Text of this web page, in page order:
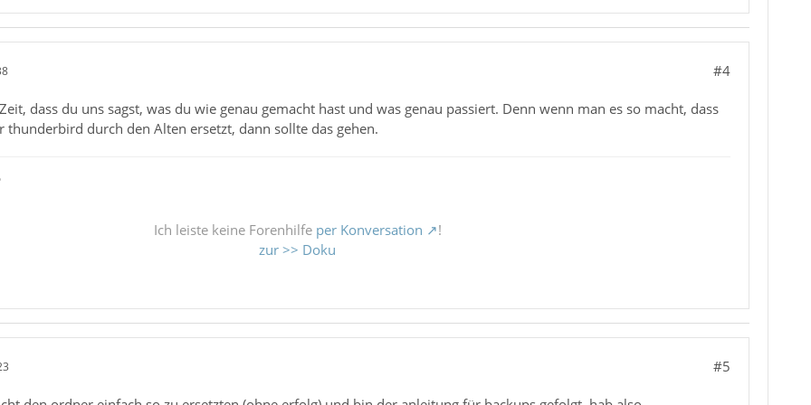
#4
dass du uns sagst, was du wie genau gemacht hast und was genau passiert. Denn wenn man es so macht, dass
thunderbird durch den Alten ersetzt, dann sollte das gehen.
Ich leiste keine Forenhilfe per Konversation
!
zur >> Doku
#5